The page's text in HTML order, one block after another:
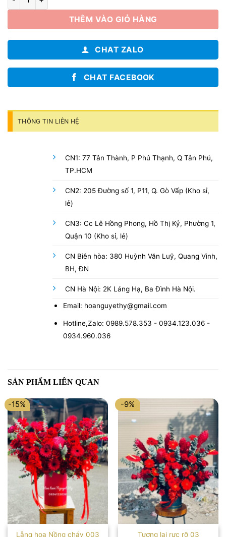
THÊM VÀO GIỎ HÀNG
CHAT ZALO
CHAT FACEBOOK
THÔNG TIN LIÊN HỆ
CN1: 77 Tân Thành, P Phú Thạnh, Q Tân Phú,
TP.HCM
CN2: 205 Đường số 1, P11, Q. Gò Vấp (Kho sỉ,
lẻ)
CN3: Cc Lê Hồng Phong, Hồ Thị Kỷ, Phường 1,
Quận 10 (Kho sỉ, lẻ)
CN Biên hòa: 380 Huỳnh Văn Luỹ, Quang Vinh,
BH, ĐN
CN Hà Nội: 2K Láng Hạ, Ba Đình Hà Nội.
Email: hoanguyethy@gmail.com
Hotline,Zalo: 0989.578.353 - 0934.123.036 -
0934.960.036
SẢN PHẨM LIÊN QUAN
-15%
Lẵng hoa Nồng cháy 003
-9%
Tương lai rực rỡ 03